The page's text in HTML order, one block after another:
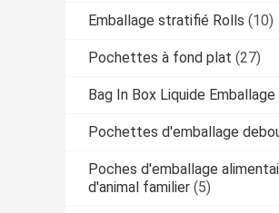
Emballage stratifié Rolls (10)
Pochettes à fond plat (27)
Bag In Box Liquide Emballage
Pochettes d'emballage
Poches d'emballage
d'animal familier (5)